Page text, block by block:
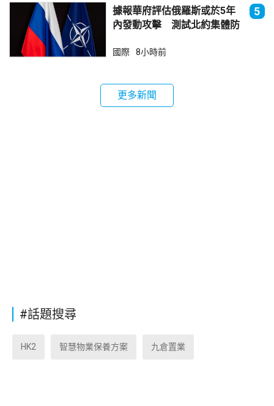
據報華府評估俄羅斯或於5年
內發動攻擊 測試北約集體防
5
國際 8小時前
更多新聞
#話題搜尋
HK2 智慧物業保養方案 九倉置業